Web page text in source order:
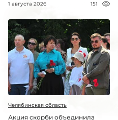
1 августа 2026 151
Челябинская область
Акция скорби объединила